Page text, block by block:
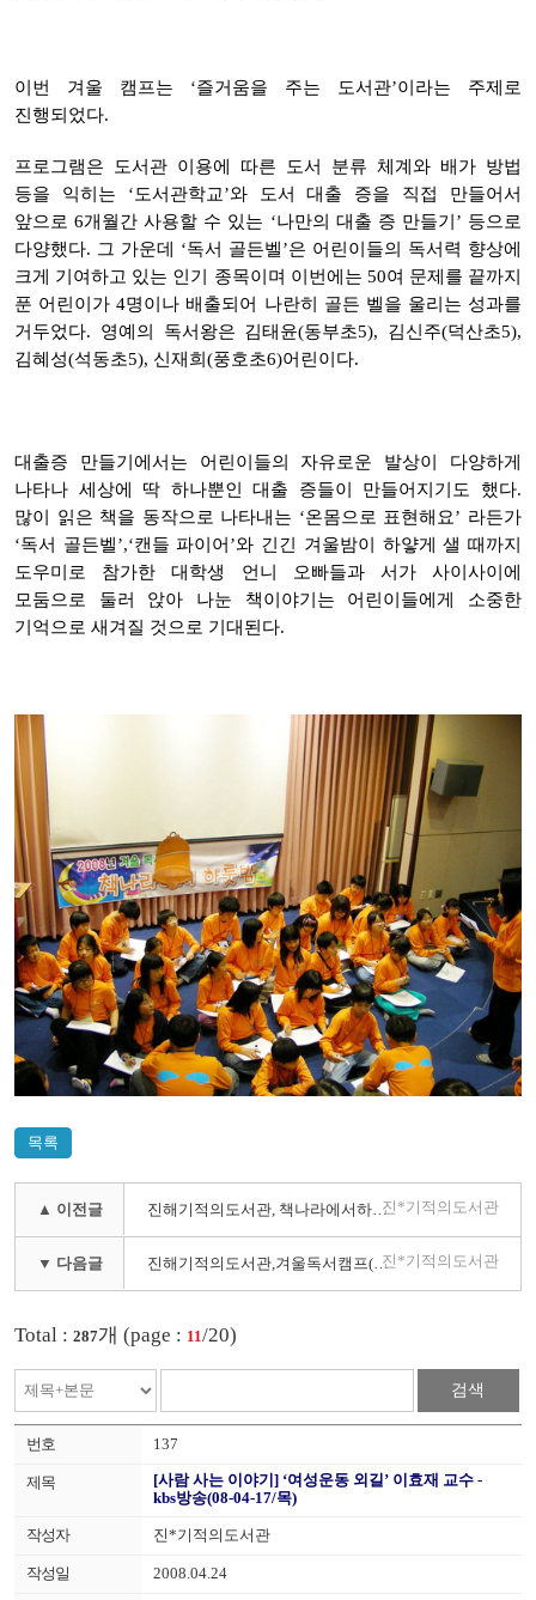
이번 겨울 캠프는 ‘즐거움을 주는 도서관’이라는 주제로
진행되었다.
프로그램은 도서관 이용에 따른 도서 분류 체계와 배가 방법
등을 익히는 ‘도서관학교’와 도서 대출 증을 직접 만들어서
앞으로 6개월간 사용할 수 있는 ‘나만의 대출 증 만들기’ 등으로
다양했다. 그 가운데 ‘독서 골든벨’은 어린이들의 독서력 향상에
크게 기여하고 있는 인기 종목이며 이번에는 50여 문제를 끝까지
푼 어린이가 4명이나 배출되어 나란히 골든 벨을 울리는 성과를
거두었다. 영예의 독서왕은 김태윤(동부초5), 김신주(덕산초5),
김혜성(석동초5), 신재희(풍호초6)어린이다.
대출증 만들기에서는 어린이들의 자유로운 발상이 다양하게
나타나 세상에 딱 하나뿐인 대출 증들이 만들어지기도 했다.
많이 읽은 책을 동작으로 나타내는 ‘온몸으로 표현해요’ 라든가
‘독서 골든벨’,‘캔들 파이어’와 긴긴 겨울밤이 하얗게 샐 때까지
도우미로 참가한 대학생 언니 오빠들과 서가 사이사이에
모둠으로 둘러 앉아 나눈 책이야기는 어린이들에게 소중한
기억으로 새겨질 것으로 기대된다.
목록
▲ 이전글 진해기적의도서관, 책나라에서하룻밤 독서캠프 개최( 한국독서교육신문 08-01-28/월)진*기적의도서관
▼ 다음글 진해기적의도서관,겨울독서캠프(경남도민일보 08-01-15/수)
진*기적의도서관
Total : 287개 (page : 11/20)
검색
137
[사람 사는 이야기] ‘여성운동 외길’ 이효재 교수 -
kbs방송(08-04-17/목)
진*기적의도서관
2008.04.24